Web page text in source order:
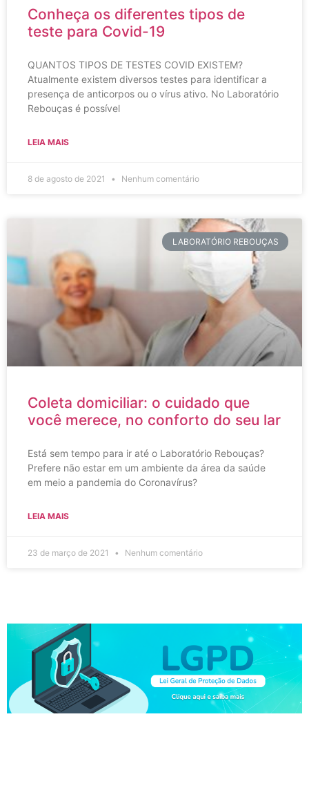
Conheça os diferentes tipos de
teste para Covid-19
QUANTOS TIPOS DE TESTES COVID EXISTEM?
Atualmente existem diversos testes para identificar a
presença de anticorpos ou o vírus ativo. No Laboratório
Rebouças é possível
LEIA MAIS
8 de agosto de 2021 Nenhum comentário
LABORATÓRIO REBOUÇAS
Coleta domiciliar: o cuidado que
você merece, no conforto do seu lar
Está sem tempo para ir até o Laboratório Rebouças?
Prefere não estar em um ambiente da área da saúde
em meio a pandemia do Coronavírus?
LEIA MAIS
23 de março de 2021 Nenhum comentário